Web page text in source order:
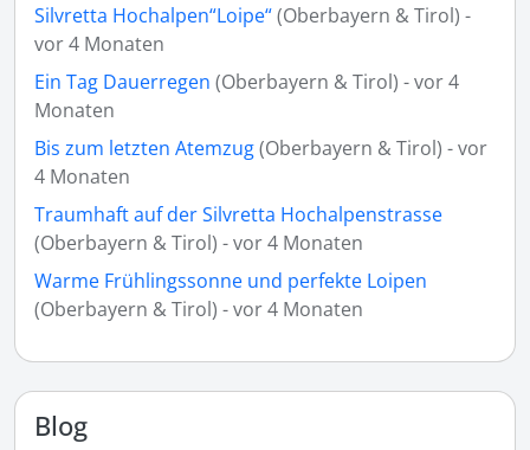
Silvretta Hochalpen“Loipe“(Oberbayern & Tirol) -
vor 4 Monaten
Ein Tag Dauerregen (Oberbayern & Tirol) - vor 4
Monaten
Bis zum letzten Atemzug(Oberbayern & Tirol) - vor
4 Monaten
Traumhaft auf der Silvretta Hochalpenstrasse
(Oberbayern & Tirol) - vor 4 Monaten
Warme Frühlingssonne und perfekte Loipen
(Oberbayern & Tirol) - vor 4 Monaten
Blog